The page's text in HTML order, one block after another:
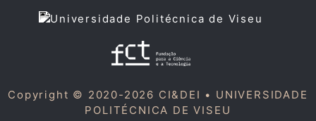
Copyright © 2020-2026 CI&DEI • UNIVERSIDADE
POLITÉCNICA DE VISEU